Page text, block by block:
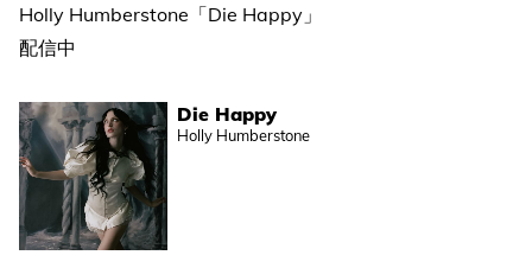
Holly Humberstone「Die Happy」
配信中
Die Happy
Holly Humberstone